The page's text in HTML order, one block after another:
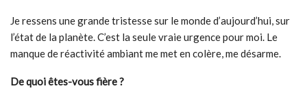
Je ressens une grande tristesse sur le monde d’aujourd’hui, sur
l’état de la planète. C’est la seule vraie urgence pour moi. Le
manque de réactivité ambiant me met en colère, me désarme.
De quoi êtes-vous fière ?